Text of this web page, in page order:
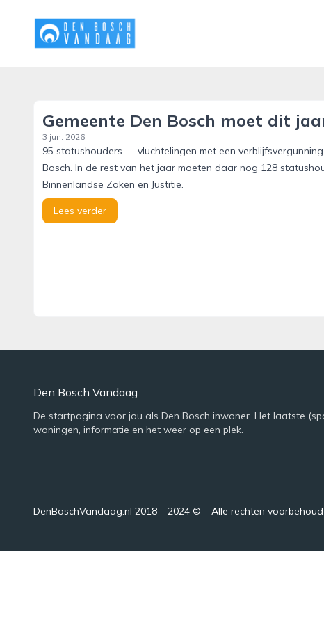
denboschvandaag.nl
Gemeente Den Bosch moet dit
3 jun. 2026
95 statushouders — vluchtelingen met een
Bosch. In de rest van het jaar moeten daar nog 128
Binnenlandse Zaken en Justitie.
Lees verder
Den Bosch Vandaag
De startpagina voor jou als Den Bosch inwoner. Het laatste
woningen, informatie en het weer op een plek.
DenBoschVandaag.nl 2018 – 2024 © – Alle rechten